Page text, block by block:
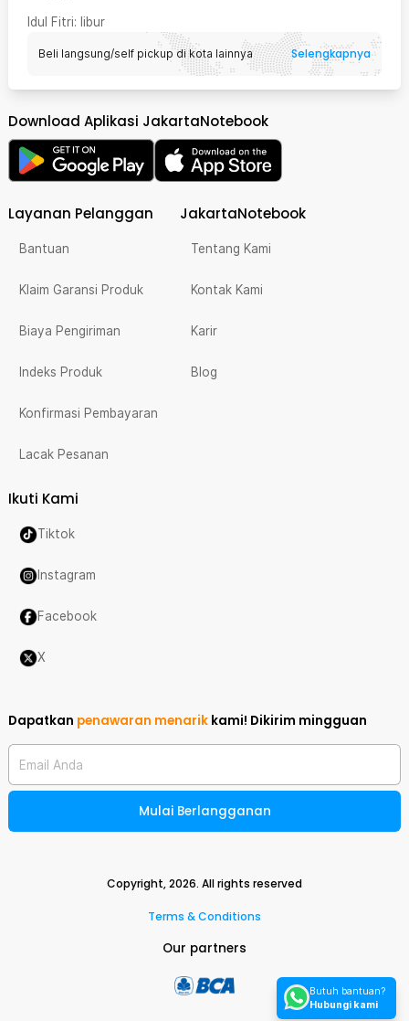
Idul Fitri: libur
Beli langsung/self pickup di kota lainnya Selengkapnya
Download Aplikasi JakartaNotebook
Layanan Pelanggan
Bantuan
Klaim Garansi Produk
Biaya Pengiriman
Indeks Produk
Konfirmasi Pembayaran
Lacak Pesanan
JakartaNotebook
Tentang Kami
Kontak Kami
Karir
Blog
Ikuti Kami
Tiktok
Instagram
Facebook
X
Dapatkan penawaran menarik kami! Dikirim mingguan
Email Anda
Mulai Berlangganan
Copyright,2026. All rights reserved
Terms & Conditions
Our partners
Butuh bantuan?
Hubungi kami